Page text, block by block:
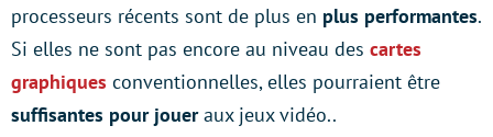
processeurs récents sont de plus en plus performantes.
Si elles ne sont pas encore au niveau des cartes
graphiques conventionnelles, elles pourraient être
suffisantes pour joueraux jeux vidéo..